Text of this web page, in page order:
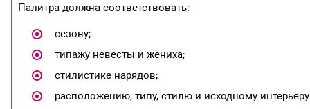
Палитра должна соответствовать:
сезону;
типажу невесты и жениха;
стилистике нарядов;
расположению, типу, стилю и исходному